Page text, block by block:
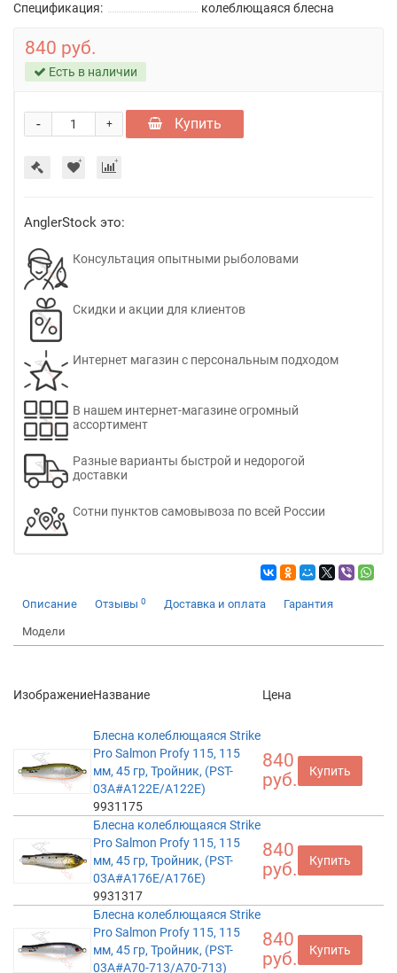
Спецификация:
колеблющаяся блесна
840 руб.
Есть в наличии
+
- Купить
AnglerStock это:
Консультация опытными рыболовами
Скидки и акции для клиентов
Интернет магазин с персональным подходом
В нашем интернет-магазине огромный
ассортимент
Разные варианты быстрой и недорогой
доставки
Сотни пунктов самовывоза по всей России
Описание Отзывы 0 Доставка и оплата Гарантия
Модели
ИзображениеНазвание Цена
Блесна колеблющаяся Strike
Pro Salmon Profy 115, 115
мм, 45 гр, Тройник, (PST-
03A#A122E/A122E)
9931175
840
руб.
Купить
Блесна колеблющаяся Strike
Pro Salmon Profy 115, 115
мм, 45 гр, Тройник, (PST-
03A#A176E/A176E)
9931317
840
руб.
Купить
Блесна колеблющаяся Strike
Pro Salmon Profy 115, 115
мм, 45 гр, Тройник, (PST-
03A#A70-713/A70-713)
840
руб.
Купить